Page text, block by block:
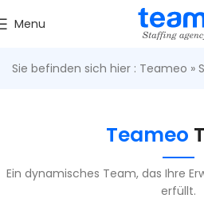
Menu
Sie befinden sich hier : Teameo »
Teameo
Ein dynamisches Team, das Ihre
erfüllt.